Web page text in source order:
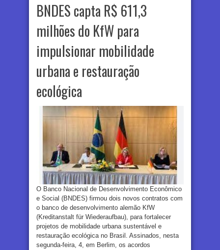
BNDES capta R$ 611,3
milhões do KfW para
impulsionar mobilidade
urbana e restauração
ecológica
O Banco Nacional de Desenvolvimento Econômico
e Social (BNDES) firmou dois novos contratos com
o banco de desenvolvimento alemão KfW
(Kreditanstalt für Wiederaufbau), para fortalecer
projetos de mobilidade urbana sustentável e
restauração ecológica no Brasil. Assinados, nesta
segunda-feira, 4, em Berlim, os acordos